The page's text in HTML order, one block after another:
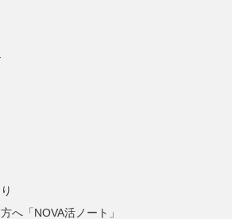
へ「NOVA活ノート」